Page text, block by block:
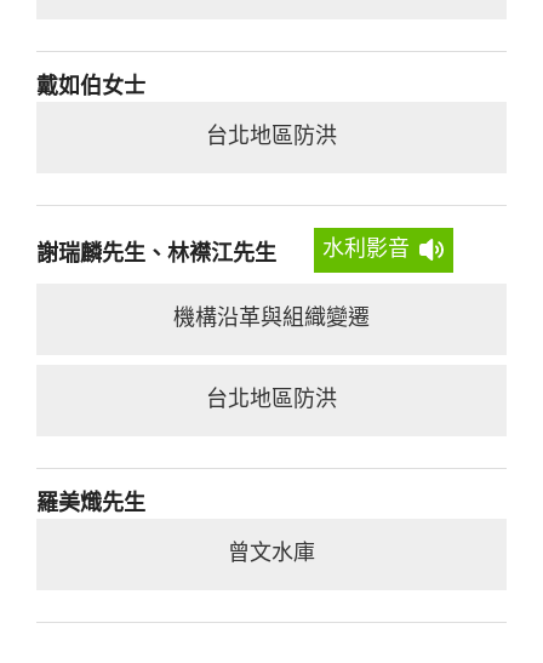
戴如伯女士
台北地區防洪
謝瑞麟先生、林襟江先生 水利影音
機構沿革與組織變遷
台北地區防洪
羅美熾先生
曾文水庫